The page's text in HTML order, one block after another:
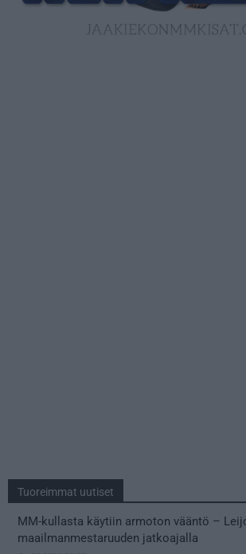
Tuoreimmat uutiset
MM-kullasta käytiin armoton vääntö –
maailmanmestaruuden jatkoajalla